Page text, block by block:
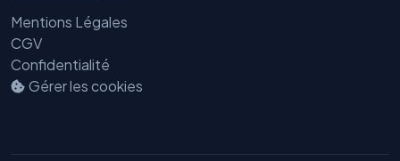
Mentions Légales
CGV
Confidentialité
Gérer les cookies